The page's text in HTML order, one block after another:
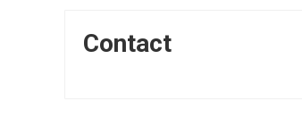
Contact